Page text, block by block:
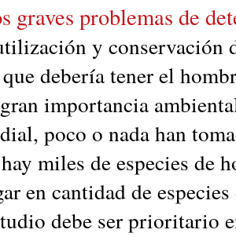
graves problemas de
y conservación
debería tener el
importancia am
poco o nada han toma
miles de especies de
en cantidad de
debe ser prioritario